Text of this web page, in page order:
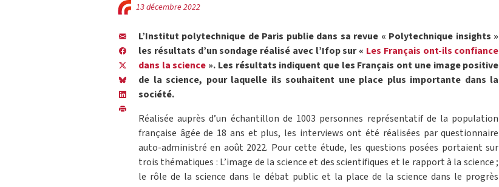
13 décembre 2022
L’Institut polytechnique de Paris publie dans sa revue « Polytechnique insights »
les résultats d’un sondage réalisé avec l’Ifop sur « Les Français ont-ils confiance
dans la science ». Les résultats indiquent que les Français ont une image positive
de la science, pour laquelle ils souhaitent une place plus importante dans la
société.
Réalisée auprès d’un échantillon de 1003 personnes représentatif de la population
française âgée de 18 ans et plus, les interviews ont été réalisées par questionnaire
auto-administré en août 2022. Pour cette étude, les questions posées portaient sur
trois thématiques : L’image de la science et des scientifiques et le rapport à la science ;
le rôle de la science dans le débat public et la place de la science dans le progrès